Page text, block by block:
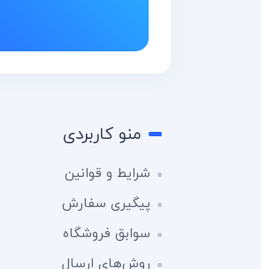
منو کاربردی
شرایط و قوانین
پیگیری سفارش
سوابق فروشگاه
روش‌های ارسال